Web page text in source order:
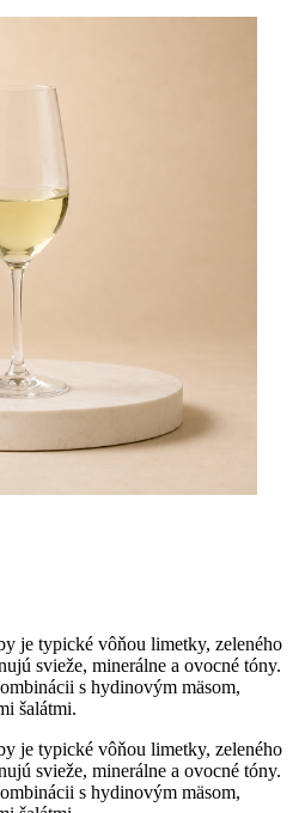
je typické vôňou limetky, zeleného
svieže, minerálne a ovocné tóny.
s hydinovým mäsom,
šalátmi.
je typické vôňou limetky, zeleného
svieže, minerálne a ovocné tóny.
s hydinovým mäsom,